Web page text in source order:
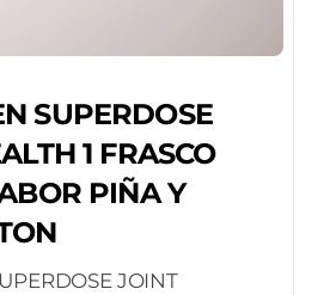
SUPERDOSE
1 FRASCO
PIÑA Y
JOINT